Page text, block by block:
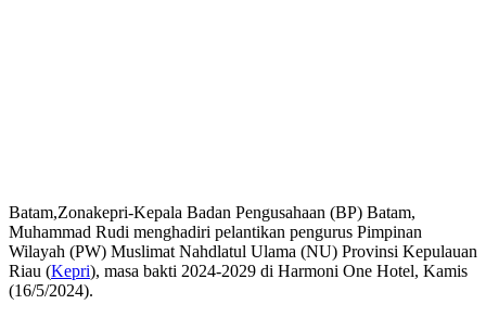
Batam,Zonakepri-Kepala Badan Pengusahaan (BP) Batam,
Muhammad Rudi menghadiri pelantikan pengurus Pimpinan
Wilayah (PW) Muslimat Nahdlatul Ulama (NU) Provinsi Kepulauan
Riau (Kepri), masa bakti 2024-2029 di Harmoni One Hotel, Kamis
(16/5/2024).